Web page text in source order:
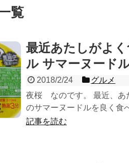
覧
最近あたしがよ
ル サマーヌード
2018/2/24
グルメ
夜桜 なのです。 最近、あ
のサマーヌードルを良く食
記事を読む